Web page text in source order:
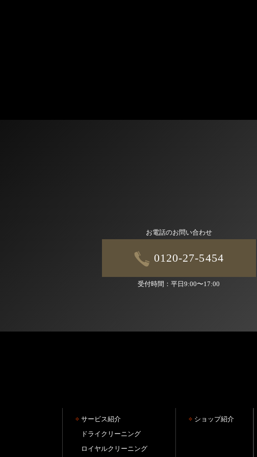
お電話のお問い合わせ
0120-27-5454
受付時間：平日9:00〜17:00
サービス紹介
ドライクリーニング
ロイヤルクリーニング
ショップ紹介